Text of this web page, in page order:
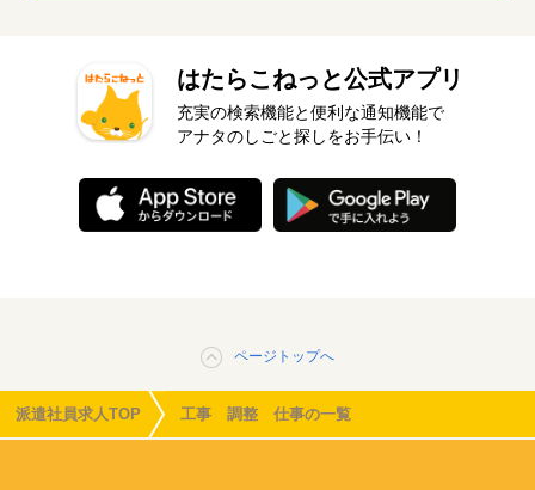
はたらこねっと公式アプリ
充実の検索機能と便利な通知機能で
アナタのしごと探しをお手伝い！
ページトップへ
派遣社員求人TOP 工事 調整 仕事の一覧